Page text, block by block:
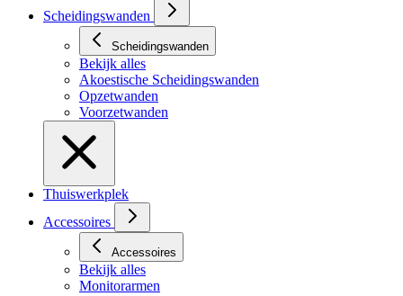
Scheidingswanden
Scheidingswanden
Bekijk alles
Akoestische Scheidingswanden
Opzetwanden
Voorzetwanden
Thuiswerkplek
Accessoires
Accessoires
Bekijk alles
Monitorarmen